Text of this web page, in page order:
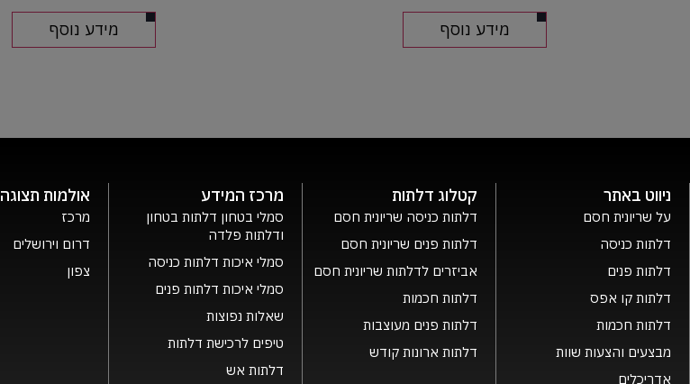
מידע נוסף מידע נוסף
ניווט באתר
על שריונית חסם
דלתות כניסה
דלתות פנים
דלתות קו אפס
דלתות חכמות
מבצעים והצעות שוות
אדריכלים
קטלוג דלתות
דלתות כניסה שריונית חסם
דלתות פנים שריונית חסם
אביזרים לדלתות שריונית חסם
דלתות חכמות
דלתות פנים מעוצבות
דלתות ארונות קודש
מרכז המידע
סמלי בטחון דלתות בטחון
ודלתות פלדה
סמלי איכות דלתות כניסה
סמלי איכות דלתות פנים
שאלות נפוצות
טיפים לרכישת דלתות
דלתות אש
אולמות תצוגה
מרכז
דרום וירושלים
צפון